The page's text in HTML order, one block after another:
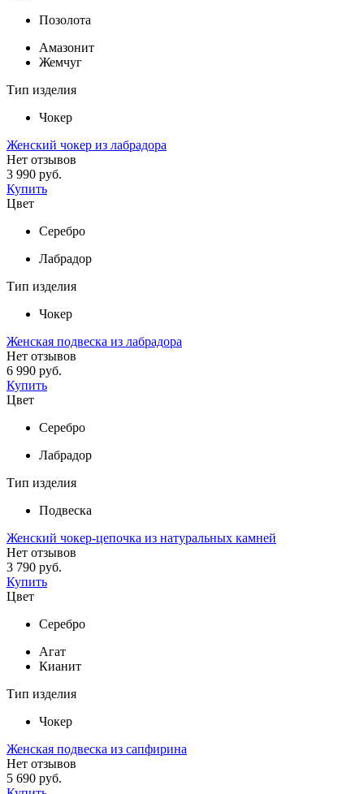
Позолота
Амазонит
Жемчуг
Тип изделия
Чокер
Женский чокер из лабрадора
Нет отзывов
3 990 руб.
Купить
Цвет
Серебро
Лабрадор
Тип изделия
Чокер
Женская подвеска из лабрадора
Нет отзывов
6 990 руб.
Купить
Цвет
Серебро
Лабрадор
Тип изделия
Подвеска
Женский чокер-цепочка из натуральных камней
Нет отзывов
3 790 руб.
Купить
Цвет
Серебро
Агат
Кианит
Тип изделия
Чокер
Женская подвеска из сапфирина
Нет отзывов
5 690 руб.